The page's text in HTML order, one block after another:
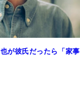
が彼氏だったら「家事